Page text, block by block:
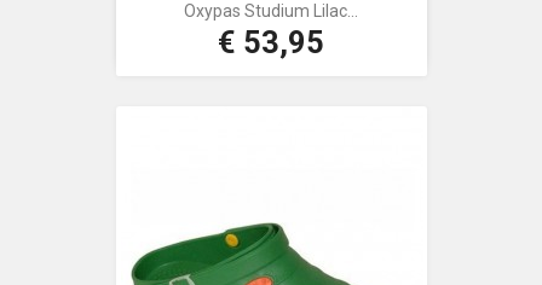
Oxypas Studium Lilac...
Prijs
€ 53,95